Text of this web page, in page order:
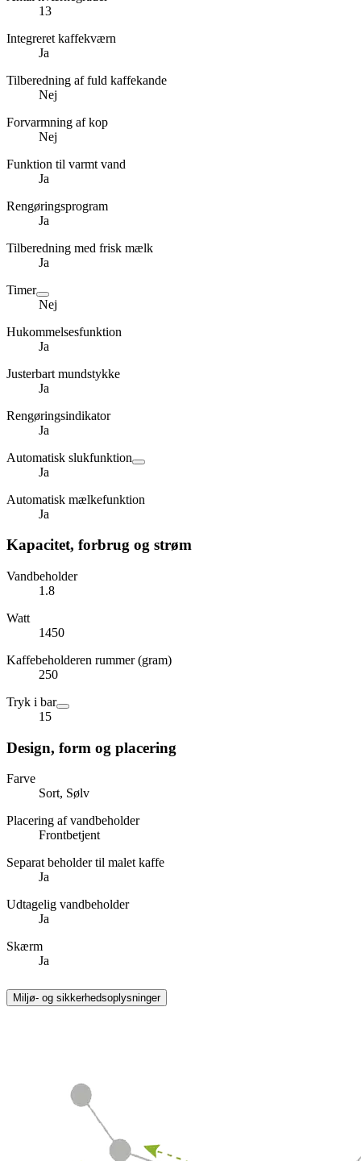
13
Integreret kaffekværn
Ja
Tilberedning af fuld kaffekande
Nej
Forvarmning af kop
Nej
Funktion til varmt vand
Ja
Rengøringsprogram
Ja
Tilberedning med frisk mælk
Ja
Timer
Nej
Hukommelsesfunktion
Ja
Justerbart mundstykke
Ja
Rengøringsindikator
Ja
Automatisk slukfunktion
Ja
Automatisk mælkefunktion
Ja
Kapacitet, forbrug og strøm
Vandbeholder
1.8
Watt
1450
Kaffebeholderen rummer (gram)
250
Tryk i bar
15
Design, form og placering
Farve
Sort, Sølv
Placering af vandbeholder
Frontbetjent
Separat beholder til malet kaffe
Ja
Udtagelig vandbeholder
Ja
Skærm
Ja
Miljø- og sikkerhedsoplysninger